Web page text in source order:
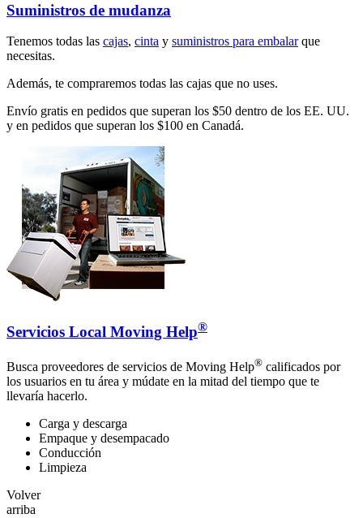
Suministros de mudanza
Tenemos todas las cajas, cinta y suministros para embalarque
necesitas.
Además, te compraremos todas las cajas que no uses.
Envío gratis en pedidos que superan los $50 dentro de los EE. UU.
y en pedidos que superan los $100 en Canadá.
Servicios Local Moving Help®
Busca proveedores de servicios de Moving Help® calificados por
los usuarios en tu área y múdate en la mitad del tiempo que te
llevaría hacerlo.
Carga y descarga
Empaque y desempacado
Conducción
Limpieza
Volver
arriba